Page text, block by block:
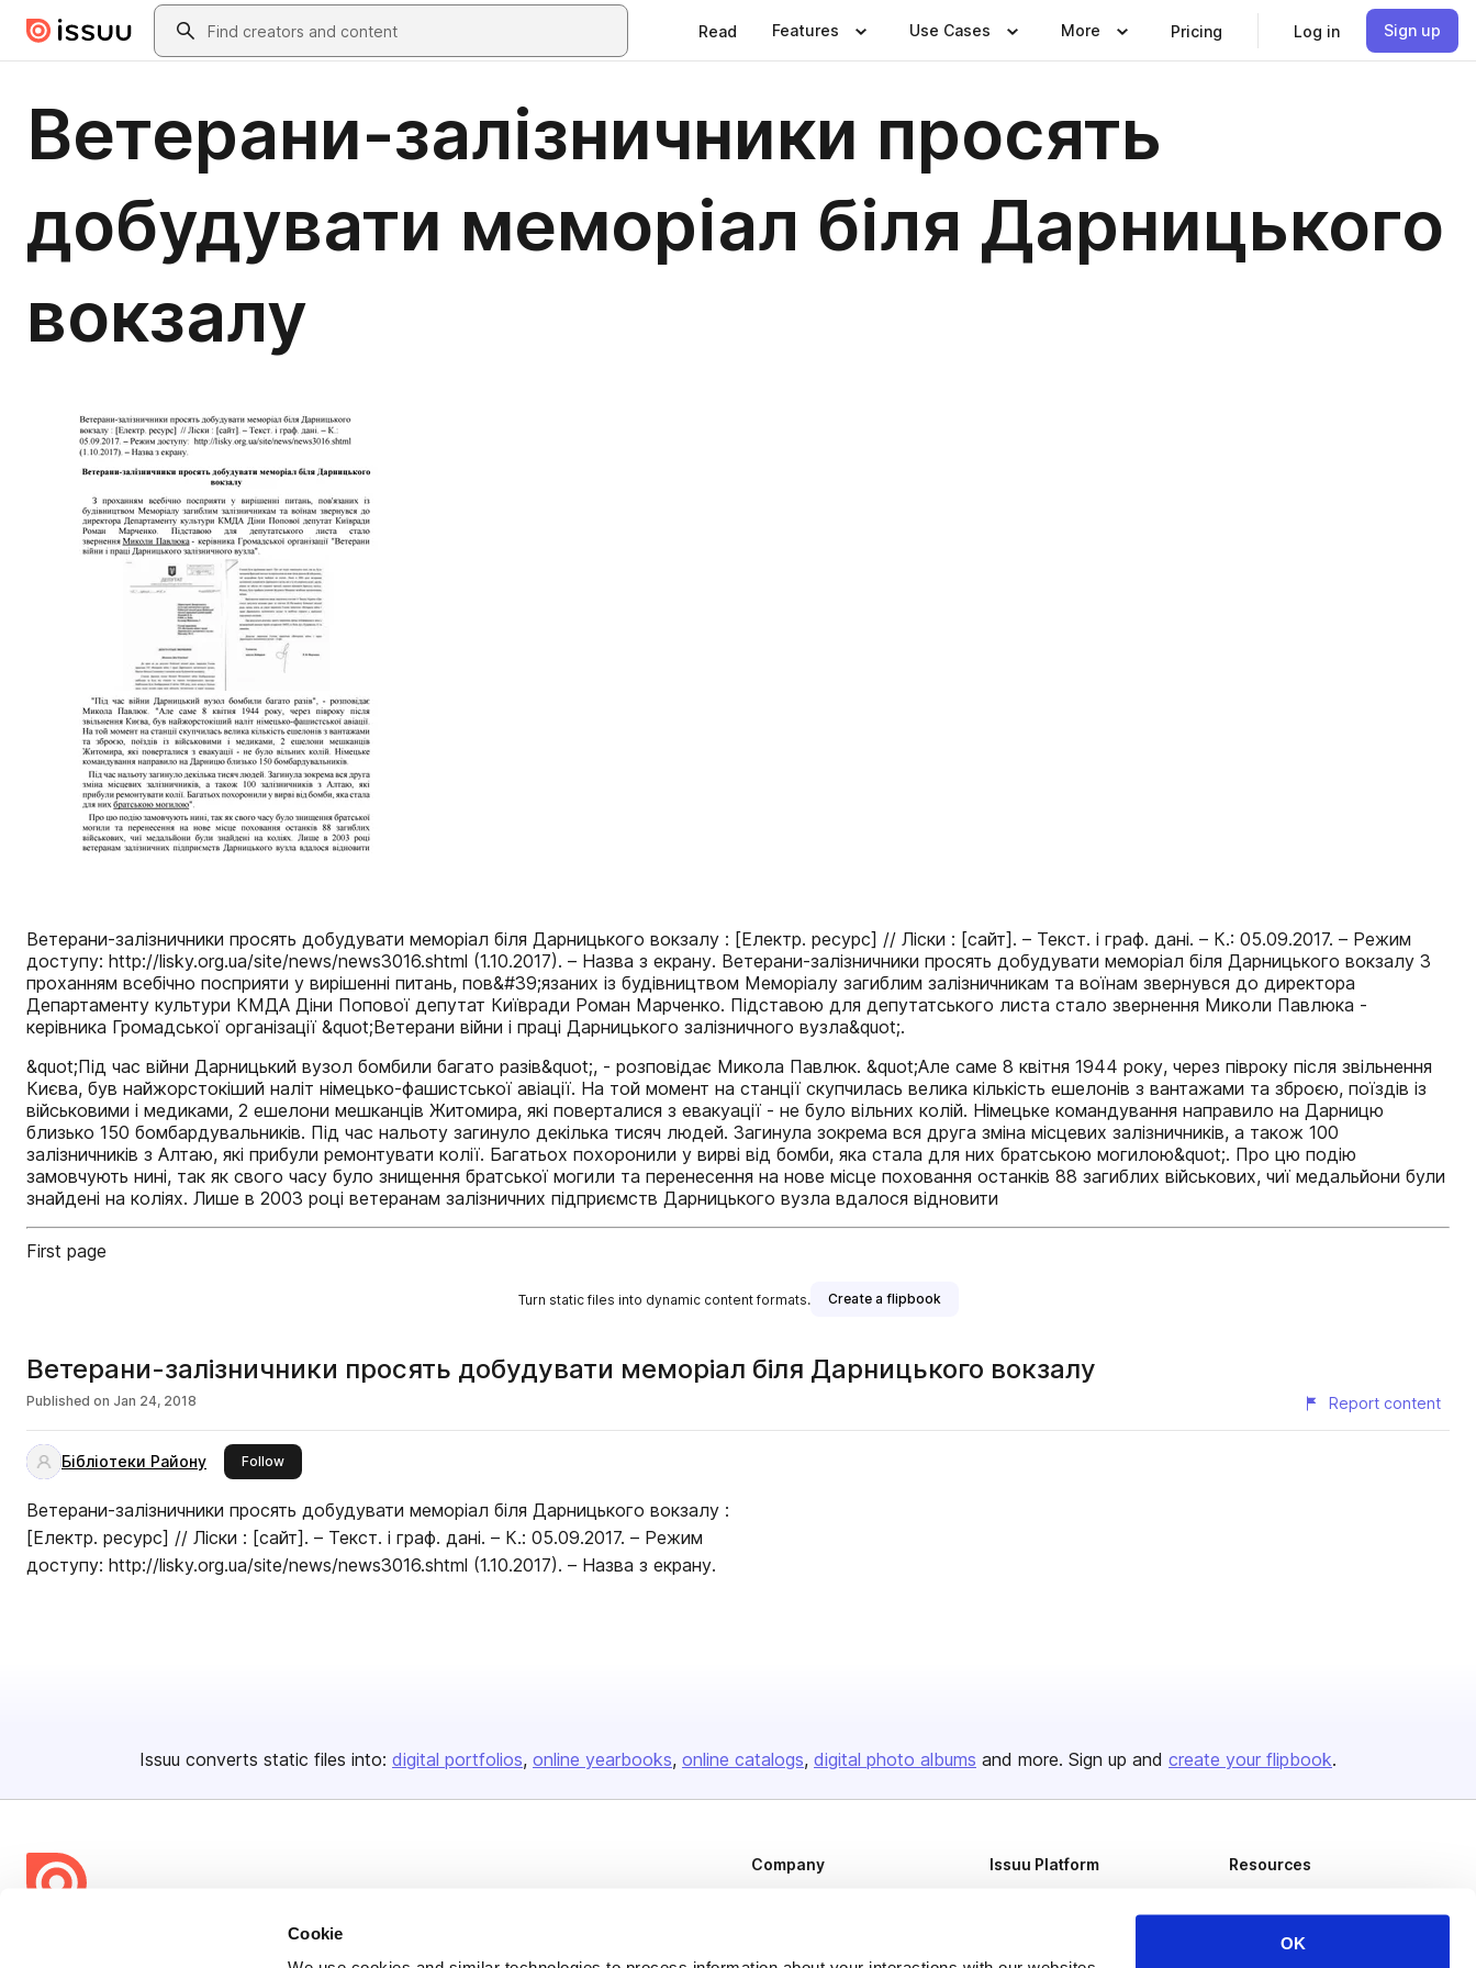
Cookie
OK
Skip to main contentSearch
Read Features Use Cases More Pricing Log in Sign up
Ветерани-залізничники просять
добудувати меморіал біля Дарницького
вокзалу
Ветерани-залізничники просять добудувати меморіал біля Дарницького вокзалу : [Електр. ресурс] // Ліски : [сайт]. – Текст. і граф. дані. – К.: 05.09.2017. – Режим
доступу: http://lisky.org.ua/site/news/news3016.shtml (1.10.2017). – Назва з екрану. Ветерани-залізничники просять добудувати меморіал біля Дарницького вокзалу З
проханням всебічно посприяти у вирішенні питань, пов&#39;язаних із будівництвом Меморіалу загиблим залізничникам та воїнам звернувся до директора
Департаменту культури КМДА Діни Попової депутат Київради Роман Марченко. Підставою для депутатського листа стало звернення Миколи Павлюка -
керівника Громадської організації &quot;Ветерани війни і праці Дарницького залізничного вузла&quot;.
&quot;Під час війни Дарницький вузол бомбили багато разів&quot;, - розповідає Микола Павлюк. &quot;Але саме 8 квітня 1944 року, через півроку після звільнення
Києва, був найжорстокіший наліт німецько-фашистської авіації. На той момент на станції скупчилась велика кількість ешелонів з вантажами та зброєю, поїздів із
військовими і медиками, 2 ешелони мешканців Житомира, які поверталися з евакуації - не було вільних колій. Німецьке командування направило на Дарницю
близько 150 бомбардувальників. Під час нальоту загинуло декілька тисяч людей. Загинула зокрема вся друга зміна місцевих залізничників, а також 100
залізничників з Алтаю, які прибули ремонтувати колії. Багатьох похоронили у вирві від бомби, яка стала для них братською могилою&quot;. Про цю подію
замовчують нині, так як свого часу було знищення братської могили та перенесення на нове місце поховання останків 88 загиблих військових, чиї медальйони були
знайдені на коліях. Лише в 2003 році ветеранам залізничних підприємств Дарницького вузла вдалося відновити
First page
Turn static files into dynamic content formats. Create a flipbook
Ветерани-залізничники просять добудувати меморіал біля Дарницького вокзалу
Published on Jan 24, 2018 Report content
Бібліотеки Району Followthis publisher
Ветерани-залізничники просять добудувати меморіал біля Дарницького вокзалу :
[Електр. ресурс] // Ліски : [сайт]. – Текст. і граф. дані. – К.: 05.09.2017. – Режим
доступу: http://lisky.org.ua/site/news/news3016.shtml (1.10.2017). – Назва з екрану.
Issuu converts static files into: digital portfolios online yearbooks online catalogs digital photo albums and more. Sign up and create your flipbook.
Company Issuu Platform Resources
Publisher Directory